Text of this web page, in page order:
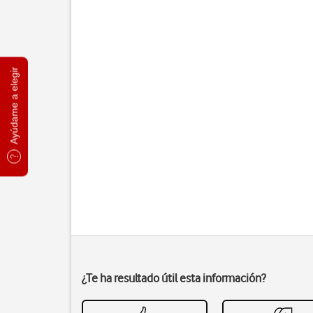
Ayúdame a elegir
¿Te ha resultado útil esta información?